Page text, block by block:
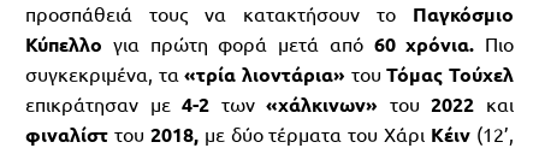
προσπάθειά τους να κατακτήσουν το Παγκόσμιο
Κύπελλο για πρώτη φορά μετά από 60 χρόνια. Πιο
συγκεκριμένα, τα«τρία λιοντάρια» τουΤόμας Τούχελ
επικράτησαν με4-2 των«χάλκινων» του2022 και
φιναλίστ του 2018,με δύο τέρματα του Χάρι Κέιν (12’,